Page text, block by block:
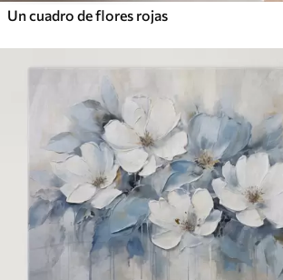
Un cuadro de flores rojas